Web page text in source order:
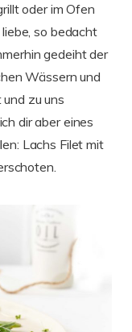
oder im Ofen
so bedacht
gedeiht der
Wässern und
zu uns
dir aber eines
Lachs Filet mit